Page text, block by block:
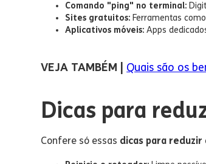
Comando "ping" no terminal:
Sites gratuitos: Ferramentas
Aplicativos móveis: Apps
VEJA TAMBÉM | Quais são os
Dicas para
Confere só essas dicas para reduzir